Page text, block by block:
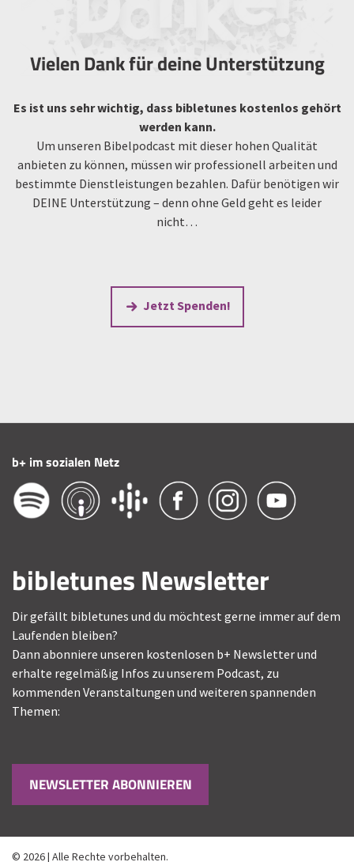
Vielen Dank für deine Unterstützung
Es ist uns sehr wichtig, dass bibletunes kostenlos gehört
werden kann.
Um unseren Bibelpodcast mit dieser hohen Qualität
anbieten zu können, müssen wir professionell arbeiten und
bestimmte Dienstleistungen bezahlen. Dafür benötigen wir
DEINE Unterstützung – denn ohne Geld geht es leider
nicht…
Jetzt Spenden!
b+ im sozialen Netz
bibletunes Newsletter
Dir gefällt bibletunes und du möchtest gerne immer auf dem
Laufenden bleiben?
Dann abonniere unseren kostenlosen b+ Newsletter und
erhalte regelmäßig Infos zu unserem Podcast, zu
kommenden Veranstaltungen und weiteren spannenden
Themen:
NEWSLETTER ABONNIEREN
© 2026 | Alle Rechte vorbehalten.